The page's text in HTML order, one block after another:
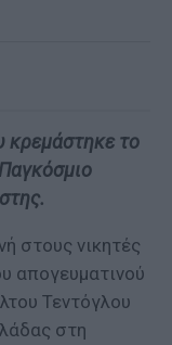
κρεμάστηκε το
στους νικητές
απογευματινού
Τεντόγλου
στη